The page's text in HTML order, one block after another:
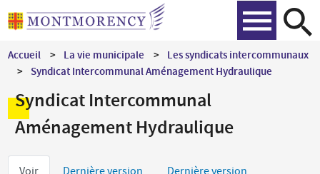
Aller
au
principal
Accueil La vie municipale
Les syndicats intercommunaux
Syndicat Intercommunal Aménagement Hydraulique
Syndicat Intercommunal
Aménagement Hydraulique
Onglets
Voir Dernière version Dernière version